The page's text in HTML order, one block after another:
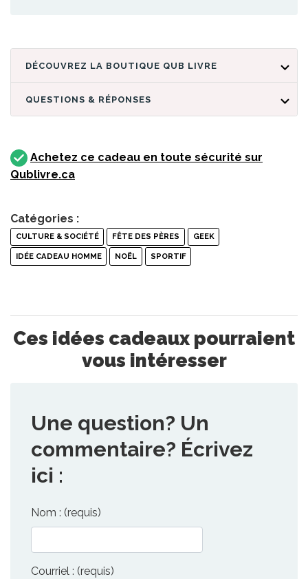
DÉCOUVREZ LA BOUTIQUE QUB LIVRE
QUESTIONS & RÉPONSES
Achetez ce cadeau en toute sécurité sur
Qublivre.ca
Catégories :
CULTURE & SOCIÉTÉ FÊTE DES PÈRES GEEK
IDÉE CADEAU HOMME NOËL SPORTIF
Ces idées cadeaux pourraient
vous intéresser
Une question? Un
commentaire? Écrivez
ici :
Nom : (requis)
Courriel : (requis)